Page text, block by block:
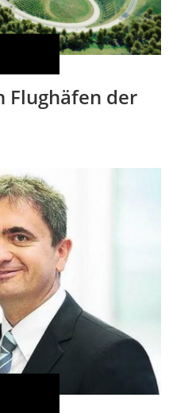
Flughäfen der